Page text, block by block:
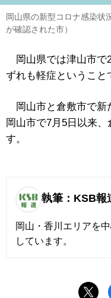
岡山県の新型コロナ感染
が確認された市）
岡山県では津山市で
ずれも軽症ということ
岡山市と倉敷市で新
岡山市で7月5日以来
す。
執筆：KSB報
岡山・香川エリアを
しています。